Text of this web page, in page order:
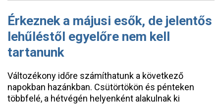
Érkeznek a májusi esők, de jelentős
lehűléstől egyelőre nem kell
tartanunk
Változékony időre számíthatunk a következő
napokban hazánkban. Csütörtökön és pénteken
többfelé, a hétvégén helyenként alakulnak ki